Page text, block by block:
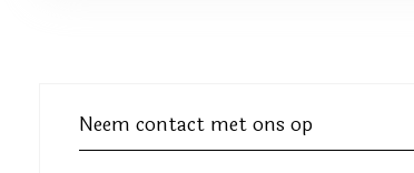
Neem contact met ons op